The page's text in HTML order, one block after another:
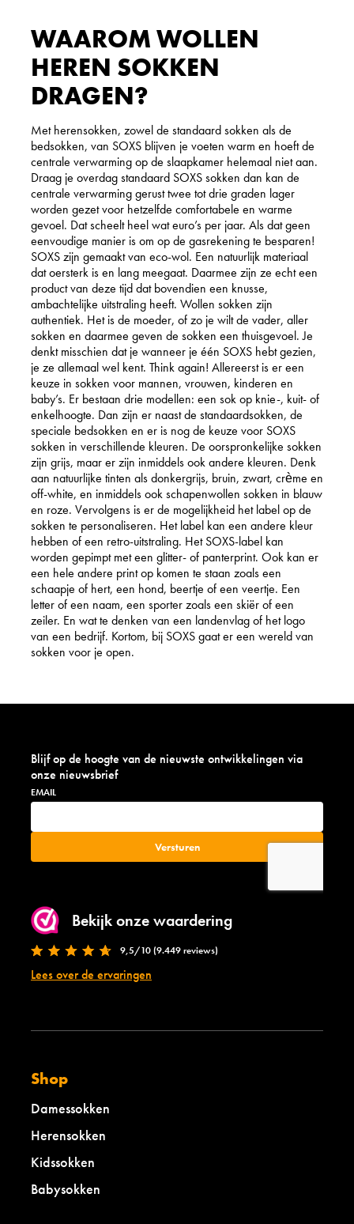
WAAROM WOLLEN
HEREN SOKKEN
DRAGEN?
Met herensokken, zowel de standaard sokken als de
bedsokken, van SOXS blijven je voeten warm en hoeft de
centrale verwarming op de slaapkamer helemaal niet aan.
Draag je overdag standaard SOXS sokken dan kan de
centrale verwarming gerust twee tot drie graden lager
worden gezet voor hetzelfde comfortabele en warme
gevoel. Dat scheelt heel wat euro’s per jaar. Als dat geen
eenvoudige manier is om op de gasrekening te besparen!
SOXS zijn gemaakt van eco-wol. Een natuurlijk materiaal
dat oersterk is en lang meegaat. Daarmee zijn ze echt een
product van deze tijd dat bovendien een knusse,
ambachtelijke uitstraling heeft. Wollen sokken zijn
authentiek. Het is de moeder, of zo je wilt de vader, aller
sokken en daarmee geven de sokken een thuisgevoel. Je
denkt misschien dat je wanneer je één SOXS hebt gezien,
je ze allemaal wel kent. Think again! Allereerst is er een
keuze in sokken voor mannen, vrouwen, kinderen en
baby’s. Er bestaan drie modellen: een sok op knie-, kuit- of
enkelhoogte. Dan zijn er naast de standaardsokken, de
speciale bedsokken en er is nog de keuze voor SOXS
sokken in verschillende kleuren. De oorspronkelijke sokken
zijn grijs, maar er zijn inmiddels ook andere kleuren. Denk
aan natuurlijke tinten als donkergrijs, bruin, zwart, crème en
off-white, en inmiddels ook schapenwollen sokken in blauw
en roze. Vervolgens is er de mogelijkheid het label op de
sokken te personaliseren. Het label kan een andere kleur
hebben of een retro-uitstraling. Het SOXS-label kan
worden gepimpt met een glitter- of panterprint. Ook kan er
een hele andere print op komen te staan zoals een
schaapje of hert, een hond, beertje of een veertje. Een
letter of een naam, een sporter zoals een skiër of een
zeiler. En wat te denken van een landenvlag of het logo
van een bedrijf. Kortom, bij SOXS gaat er een wereld van
sokken voor je open.
Blijf op de hoogte van de nieuwste ontwikkelingen via
onze nieuwsbrief
Bekijk onze waardering
9,5/10 (9.449 reviews)
Lees over de ervaringen
Shop
Damessokken
Herensokken
Kidssokken
Babysokken